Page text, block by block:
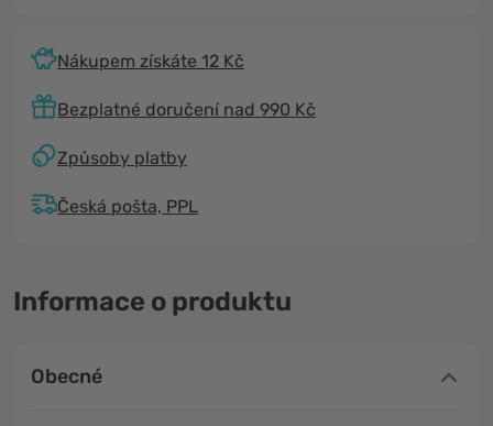
Nákupem získáte 12 Kč
Bezplatné doručení nad 990 Kč
Způsoby platby
Česká pošta, PPL
Informace o produktu
Obecné